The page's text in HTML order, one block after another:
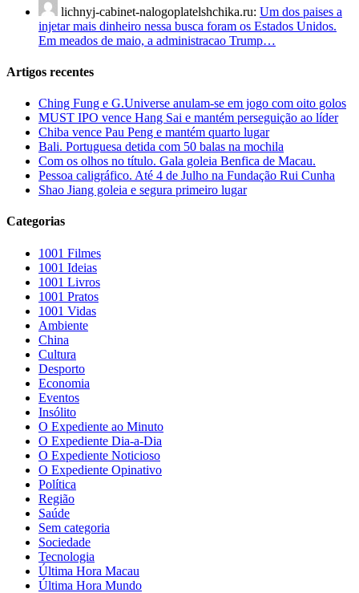
lichnyj-cabinet-nalogoplatelshchika.ru: Um dos paises a
injetar mais dinheiro nessa busca foram os Estados Unidos.
Em meados de maio, a administracao Trump…
Artigos recentes
Ching Fung e G.Universe anulam-se em jogo com oito golos
MUST IPO vence Hang Sai e mantém perseguição ao líder
Chiba vence Pau Peng e mantém quarto lugar
Bali. Portuguesa detida com 50 balas na mochila
Com os olhos no título. Gala goleia Benfica de Macau.
Pessoa caligráfico. Até 4 de Julho na Fundação Rui Cunha
Shao Jiang goleia e segura primeiro lugar
Categorias
1001 Filmes
1001 Ideias
1001 Livros
1001 Pratos
1001 Vidas
Ambiente
China
Cultura
Desporto
Economia
Eventos
Insólito
O Expediente ao Minuto
O Expediente Dia-a-Dia
O Expediente Noticioso
O Expediente Opinativo
Política
Região
Saúde
Sem categoria
Sociedade
Tecnologia
Última Hora Macau
Última Hora Mundo